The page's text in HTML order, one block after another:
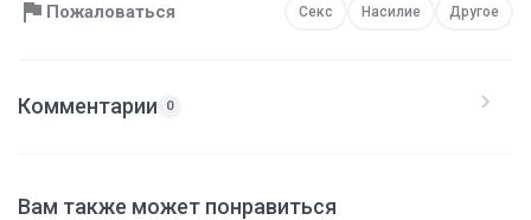
Пожаловаться Секс Насилие Другое
Комментарии 0
Вам также может понравиться